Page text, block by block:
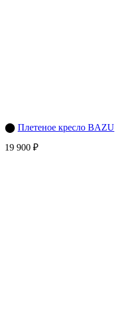
⬤ Плетеное кресло BAZU
19 900 ₽